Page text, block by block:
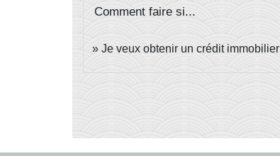
Comment faire si...
Je veux obtenir un crédit immobilier